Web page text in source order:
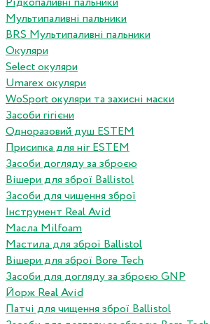
Мультипаливні пальники
BRS Мультипаливні пальники
Окуляри
Select окуляри
Umarex окуляри
WoSport окуляри та захисні маски
Засоби гігієни
Одноразовий душ ESTEM
Присипка для ніг ESTEM
Засоби догляду за зброєю
Вішери для зброї Ballistol
Засоби для чищення зброї
Інструмент Real Avid
Масла Milfoam
Мастила для зброї Ballistol
Вішери для зброї Bore Tech
Засоби для догляду за зброєю GNP
Йорж Real Avid
Патчі для чищення зброї Ballistol